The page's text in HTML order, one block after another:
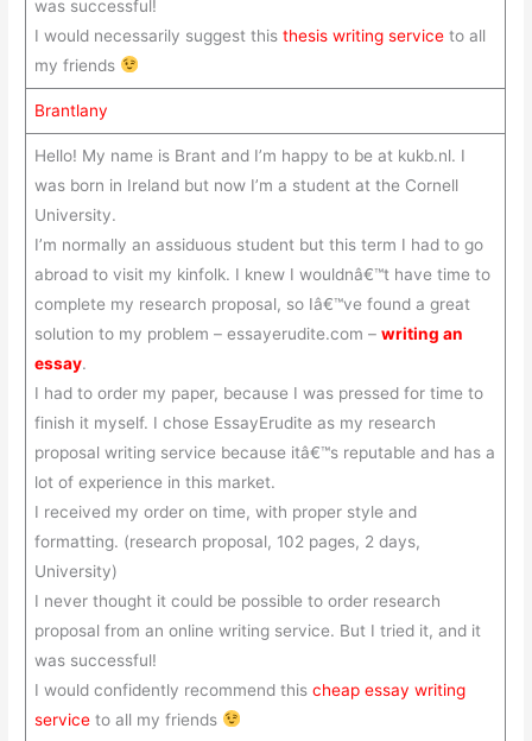
was successful!
I would necessarily suggest this thesis writing serviceto all
my friends
Brantlany
Hello! My name is Brant and I’m happy to be at kukb.nl. I
was born in Ireland but now I’m a student at the Cornell
University.
I’m normally an assiduous student but this term I had to go
abroad to visit my kinfolk. I knew I wouldnâ€™t have time to
complete my research proposal, so Iâ€™ve found a great
solution to my problem – essayerudite.com – writing an
essay.
I had to order my paper, because I was pressed for time to
finish it myself. I chose EssayErudite as my research
proposal writing service because itâ€™s reputable and has a
lot of experience in this market.
I received my order on time, with proper style and
formatting. (research proposal, 102 pages, 2 days,
University)
I never thought it could be possible to order research
proposal from an online writing service. But I tried it, and it
was successful!
I would confidently recommend this cheap essay writing
serviceto all my friends